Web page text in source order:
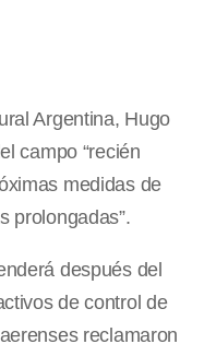
Argentina, Hugo
campo “recién
medidas de
prolongadas”.
después del
de control de
reclamaron